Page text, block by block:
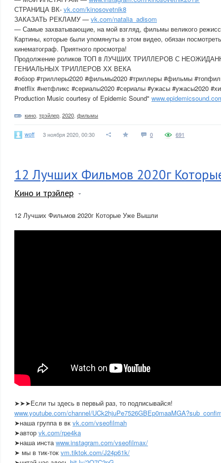
СТРАНИЦА ВК- vk.com/kinosovetnik8
ЗАКАЗАТЬ РЕКЛАМУ — vk.com/natalia_adisom
— Самые захватывающие, на мой взгляд, фильмы великого
Картины, которые были упомянуты в этом видео, обязан
кинематограф. Приятного просмотра!
Продолжение роликов ТОП 8 ЛУЧШИХ ТРИЛЛЕРОВ С
ГЕНИАЛЬНЫХ ТРИЛЛЕРОВ ХХ ВЕКА
#обзор #триллеры2020 #фильмы2020 #триллеры #фильмы
#netflix #нетфликс #сериалы2020 #сериалы #ужасы #ужасы2020
Production Music courtesy of Epidemic Sound"
кино трэйлер 2020 фильмы
woff 3 ноября 2020, 00:30 0 691
12 Лучших Фильмов 2020г
Кино и трэйлер
12 Лучших Фильмов 2020г Которые Уже Вышли
➤➤➤Если ты здесь в первый раз, то подписывайся!
www.youtube.com/channel/
➤наша группа в вк vk.com/vseofilmah
➤автор vk.com/rpe4ka
➤наша инстаwww.instagram.com/vseofilmax/
➤ мы в тик-ток vm.tiktok.com/J24p61k/